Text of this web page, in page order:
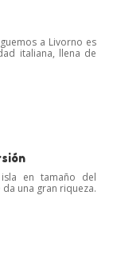
a Livorno es
italiana, llena de
en tamaño del
una gran riqueza.